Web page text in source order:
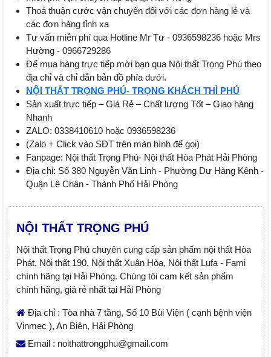
Thoả thuận cước vận chuyển đối với các đơn hàng lẻ và
các đơn hàng tỉnh xa
Tư vấn miễn phí qua Hotline Mr Tư - 0936598236 hoặc Mrs
Hường - 0966729286
Để mua hàng trực tiếp mời bạn qua Nội thất Trọng Phú theo
địa chỉ và chỉ dẫn bản đồ phía dưới.
NỘI THẤT TRỌNG PHÚ- TRỌNG KHÁCH THÌ PHÚ
Sản xuất trực tiếp – Giá Rẻ – Chất lượng Tốt – Giao hàng
Nhanh
ZALO: 0338410610 hoặc 0936598236
(Zalo + Click vào SĐT trên màn hình để gọi)
Fanpage: Nội thất Trọng Phú- Nội thất Hòa Phát Hải Phòng
Địa chỉ: Số 380 Nguyễn Văn Linh - Phường Dư Hàng Kênh -
Quận Lê Chân - Thành Phố Hải Phòng
NỘI THẤT TRỌNG PHÚ
Nội thất Trọng Phú chuyên cung cấp sản phẩm nội thất Hòa
Phát, Nội thất 190, Nội thất Xuân Hòa, Nội thất Lufa - Fami
chính hãng tại Hải Phòng. Chúng tôi cam kết sản phẩm
chính hãng, giá rẻ nhất tại Hải Phòng
Địa chỉ : Tòa nhà 7 tầng, Số 10 Bùi Viện ( cạnh bệnh viện
Vinmec ), An Biên, Hải Phòng
Email : noithattrongphu@gmail.com